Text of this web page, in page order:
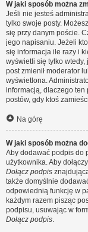
W jaki sposób można
Jeśli nie jesteś
tylko swoje posty.
się przy danym poście.
jego napisaniu. Jeżeli
się informacja ile razy i
wyświetli się tylko wtedy,
post zmienił moderator
wyświetlona.
informacją, dlaczego ten
postów, gdy ktoś
Na górę
W jaki sposób można
Aby dodawać podpis do
użytkownika. Aby
Dołącz podpis
także domyślnie
odpowiednią funkcję w
każdym razem pisząc
podpisu, usuwając w
Dołącz podpis.